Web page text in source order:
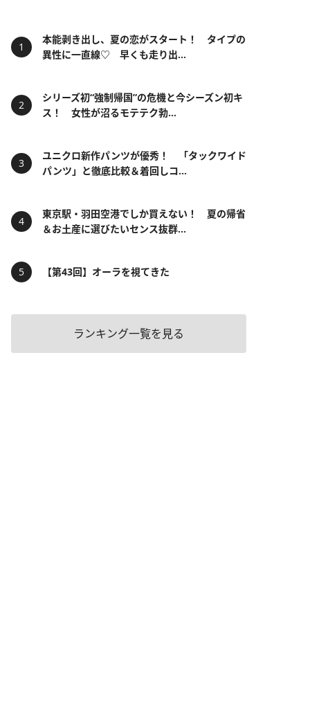
本能剥き出し、夏の恋がスタート！ タイプの
異性に一直線♡ 早くも走り出...
シリーズ初“強制帰国”の危機と今シーズン初キ
ス！ 女性が沼るモテテク勃...
ユニクロ新作パンツが優秀！ 「タックワイド
パンツ」と徹底比較＆着回しコ...
東京駅・羽田空港でしか買えない！ 夏の帰省
＆お土産に選びたいセンス抜群...
【第43回】オーラを視てきた
ランキング一覧を見る